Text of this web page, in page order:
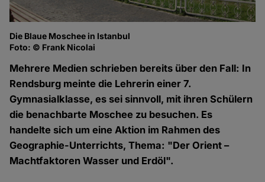
Die Blaue Moschee in Istanbul
Foto: © Frank Nicolai
Mehrere Medien schrieben bereits über den Fall: In
Rendsburg meinte die Lehrerin einer 7.
Gymnasialklasse, es sei sinnvoll, mit ihren Schülern
die benachbarte Moschee zu besuchen. Es
handelte sich um eine Aktion im Rahmen des
Geographie-Unterrichts, Thema: "Der Orient –
Machtfaktoren Wasser und Erdöl".